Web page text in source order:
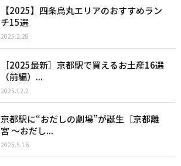
【2025】四条烏丸エリアのおすすめラン
チ15選
2025.2.28
［2025最新］京都駅で買えるお土産16選
（前編）...
2025.12.2
京都駅に“おだしの劇場”が誕生［京都離
宮 ～おだし...
2025.5.16